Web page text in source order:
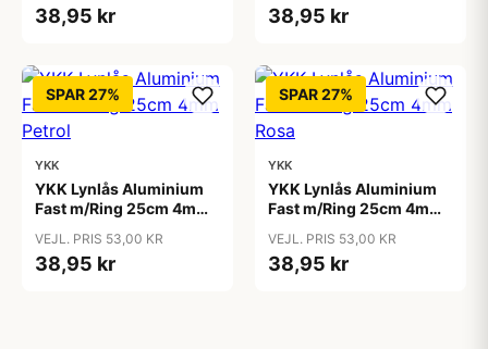
38,95 kr 38,95 kr
SPAR 27%
YKK
YKK Lynlås Aluminium
Fast m/Ring 25cm 4mm
VEJL. PRIS 53,00 KR
38,95 kr
SPAR 27%
YKK
YKK Lynlås Aluminium
Fast m/Ring 25cm 4mm
VEJL. PRIS 53,00 KR
38,95 kr